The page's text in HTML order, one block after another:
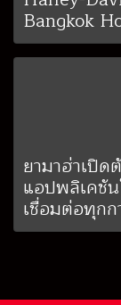
Bangkok
ยามาฮ่าเปิ
แอปพลิเคชั
เชื่อมต่อทุกก